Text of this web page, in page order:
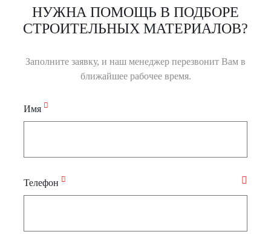
НУЖНА ПОМОЩЬ В ПОДБОРЕ
СТРОИТЕЛЬНЫХ МАТЕРИАЛОВ?
Заполните заявку, и наш менеджер перезвонит Вам в
ближайшее рабочее время.
Имя
Телефон